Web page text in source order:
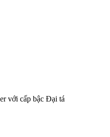
với cấp bậc Đại tá